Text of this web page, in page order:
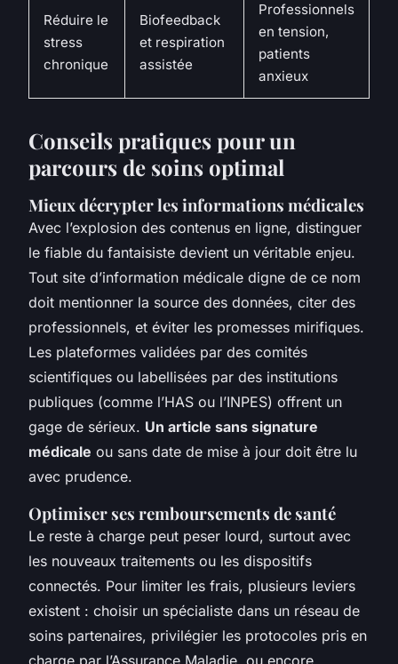
Réduire le
stress
chronique
Biofeedback
et respiration
assistée
Professionnels
en tension,
patients
anxieux
Conseils pratiques pour un
parcours de soins optimal
Mieux décrypter les informations médicales
Avec l’explosion des contenus en ligne, distinguer
le fiable du fantaisiste devient un véritable enjeu.
Tout site d’information médicale digne de ce nom
doit mentionner la source des données, citer des
professionnels, et éviter les promesses mirifiques.
Les plateformes validées par des comités
scientifiques ou labellisées par des institutions
publiques (comme l’HAS ou l’INPES) offrent un
gage de sérieux. Un article sans signature
médicale ou sans date de mise à jour doit être lu
avec prudence.
Optimiser ses remboursements de santé
Le reste à charge peut peser lourd, surtout avec
les nouveaux traitements ou les dispositifs
connectés. Pour limiter les frais, plusieurs leviers
existent : choisir un spécialiste dans un réseau de
soins partenaires, privilégier les protocoles pris en